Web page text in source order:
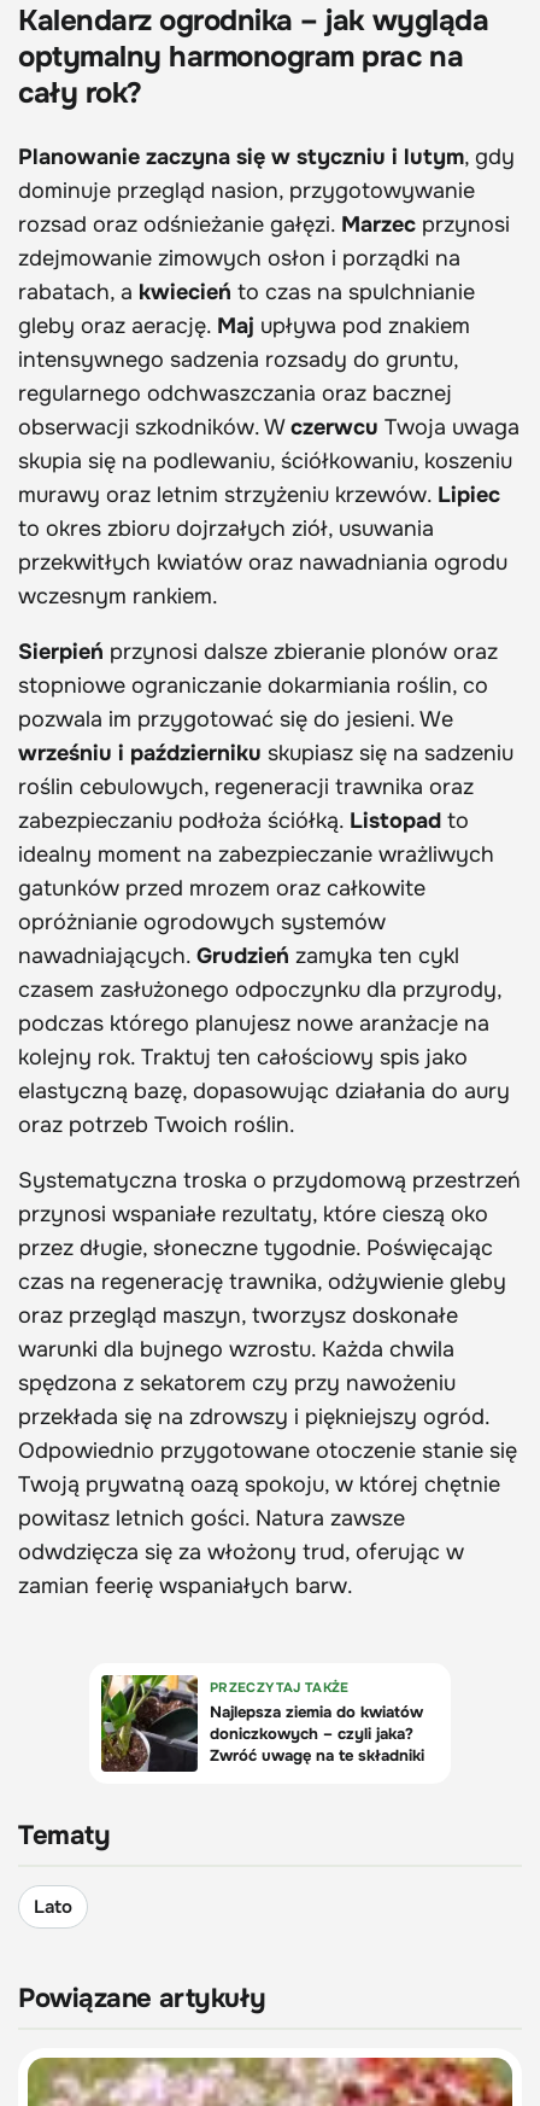
Kalendarz ogrodnika – jak wygląda
optymalny harmonogram prac na
cały rok?
Planowanie zaczyna się w styczniu i lutym, gdy
dominuje przegląd nasion, przygotowywanie
rozsad oraz odśnieżanie gałęzi. Marzec przynosi
zdejmowanie zimowych osłon i porządki na
rabatach, a kwiecień to czas na spulchnianie
gleby oraz aerację. Maj upływa pod znakiem
intensywnego sadzenia rozsady do gruntu,
regularnego odchwaszczania oraz bacznej
obserwacji szkodników. Wczerwcu Twoja uwaga
skupia się na podlewaniu, ściółkowaniu, koszeniu
murawy oraz letnim strzyżeniu krzewów. Lipiec
to okres zbioru dojrzałych ziół, usuwania
przekwitłych kwiatów oraz nawadniania ogrodu
wczesnym rankiem.
Sierpień przynosi dalsze zbieranie plonów oraz
stopniowe ograniczanie dokarmiania roślin, co
pozwala im przygotować się do jesieni. We
wrześniu i październiku skupiasz się na sadzeniu
roślin cebulowych, regeneracji trawnika oraz
zabezpieczaniu podłoża ściółką. Listopad to
idealny moment na zabezpieczanie wrażliwych
gatunków przed mrozem oraz całkowite
opróżnianie ogrodowych systemów
nawadniających. Grudzień zamyka ten cykl
czasem zasłużonego odpoczynku dla przyrody,
podczas którego planujesz nowe aranżacje na
kolejny rok. Traktuj ten całościowy spis jako
elastyczną bazę, dopasowując działania do aury
oraz potrzeb Twoich roślin.
Systematyczna troska o przydomową przestrzeń
przynosi wspaniałe rezultaty, które cieszą oko
przez długie, słoneczne tygodnie. Poświęcając
czas na regenerację trawnika, odżywienie gleby
oraz przegląd maszyn, tworzysz doskonałe
warunki dla bujnego wzrostu. Każda chwila
spędzona z sekatorem czy przy nawożeniu
przekłada się na zdrowszy i piękniejszy ogród.
Odpowiednio przygotowane otoczenie stanie się
Twoją prywatną oazą spokoju, w której chętnie
powitasz letnich gości. Natura zawsze
odwdzięcza się za włożony trud, oferując w
zamian feerię wspaniałych barw.
Tematy
Lato
Powiązane artykuły